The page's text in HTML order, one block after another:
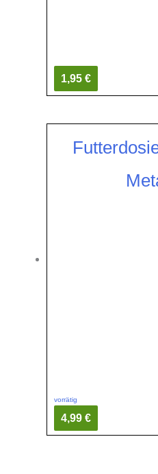
1,95 €
vorrätig
4,99 €